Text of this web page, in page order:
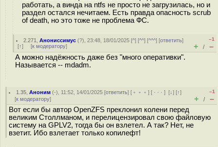
работать, а винда на ntfs не просто не загрузилась, но и
раздел остался нечитаем. Есть правда опасность scrub
of death, но это тоже не проблема ФС.
2.271 ,Анониссимус (?), 23:48, 18/01/2025 [^] [^^] [^^^] [ответить]
[↑] [к модератору]
–1
+ / –
А можно надёжность даже без "много оперативки".
Называется -- mdadm.
1.35 ,Аноним (-), 11:52, 14/01/2025 [ответить] [ ﹢﹢﹢] [ · · ·][↓] [↑]
[к модератору]
–1
+ / –
Вот если бы автор OpenZFS преклонил колени перед
великим Столлманом, и перелицензировал свою файловую
систему на GPLV2, тогда бы он взлетел. А так? Нет, не
взетит. Ибо взлетает только копилефт!